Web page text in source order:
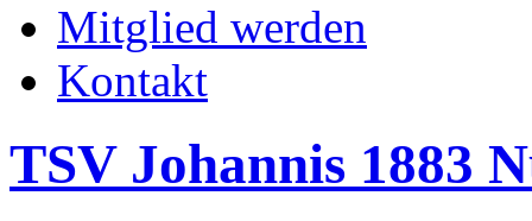
Mitglied werden
Kontakt
TSV Johannis 1883